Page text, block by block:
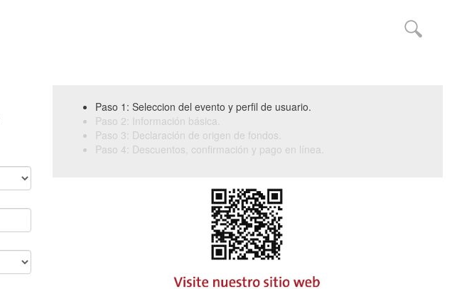
Paso 1: Seleccion del evento y perfil de usuario.
Paso 2: Información básica.
Paso 3: Declaración de origen de fondos.
Paso 4: Descuentos, confirmación y pago en línea.